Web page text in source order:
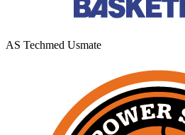
AS Techmed Usmate